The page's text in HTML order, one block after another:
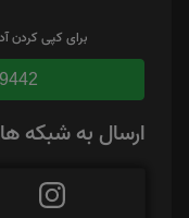
برای کپی کردن
ارسال به شبکه